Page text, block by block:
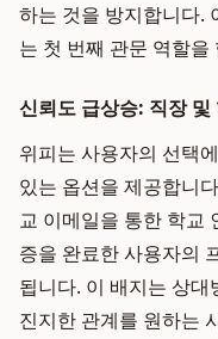
하는 것을 방지합니다.
는 첫 번째 관문 역할을
신뢰도 급상승: 직장 및
위피는 사용자의 선택
있는 옵션을 제공합니
교 이메일을 통한 학교
증을 완료한 사용자의
됩니다. 이 배지는 상
진지한 관계를 원하는